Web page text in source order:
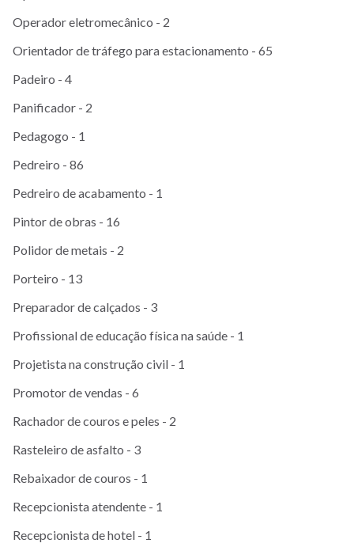
Operador eletromecânico - 2
Orientador de tráfego para estacionamento - 65
Padeiro - 4
Panificador - 2
Pedagogo - 1
Pedreiro - 86
Pedreiro de acabamento - 1
Pintor de obras - 16
Polidor de metais - 2
Porteiro - 13
Preparador de calçados - 3
Profissional de educação física na saúde - 1
Projetista na construção civil - 1
Promotor de vendas - 6
Rachador de couros e peles - 2
Rasteleiro de asfalto - 3
Rebaixador de couros - 1
Recepcionista atendente - 1
Recepcionista de hotel - 1